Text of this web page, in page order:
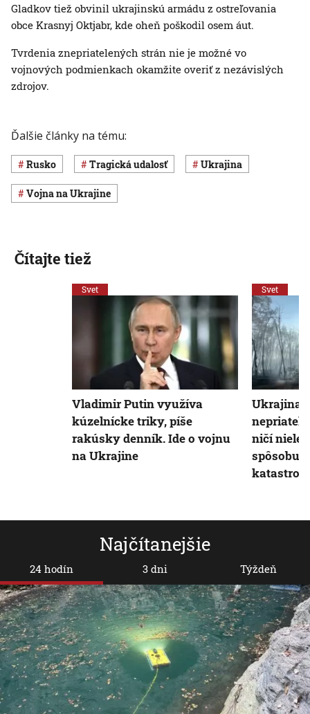
Gladkov tiež obvinil ukrajinskú armádu z ostreľovania
obce Krasnyj Oktjabr, kde oheň poškodil osem áut.
Tvrdenia znepriatelených strán nie je možné vo
vojnových podmienkach okamžite overiť z nezávislých
zdrojov.
Ďalšie články na tému:
Rusko Tragická udalosť Ukrajina
vojna na Ukrajine
Najčítanejšie
24 hodín 3 dni Týždeň
Čítajte tiež
Svet
Vladimir Putin využíva
kúzelnícke triky, píše
rakúsky denník. Ide o vojnu
na Ukrajine
Svet
Ukrajina
ničí